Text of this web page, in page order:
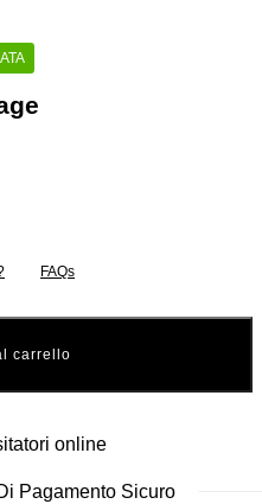
FAQs
carrello
online
Pagamento Sicuro